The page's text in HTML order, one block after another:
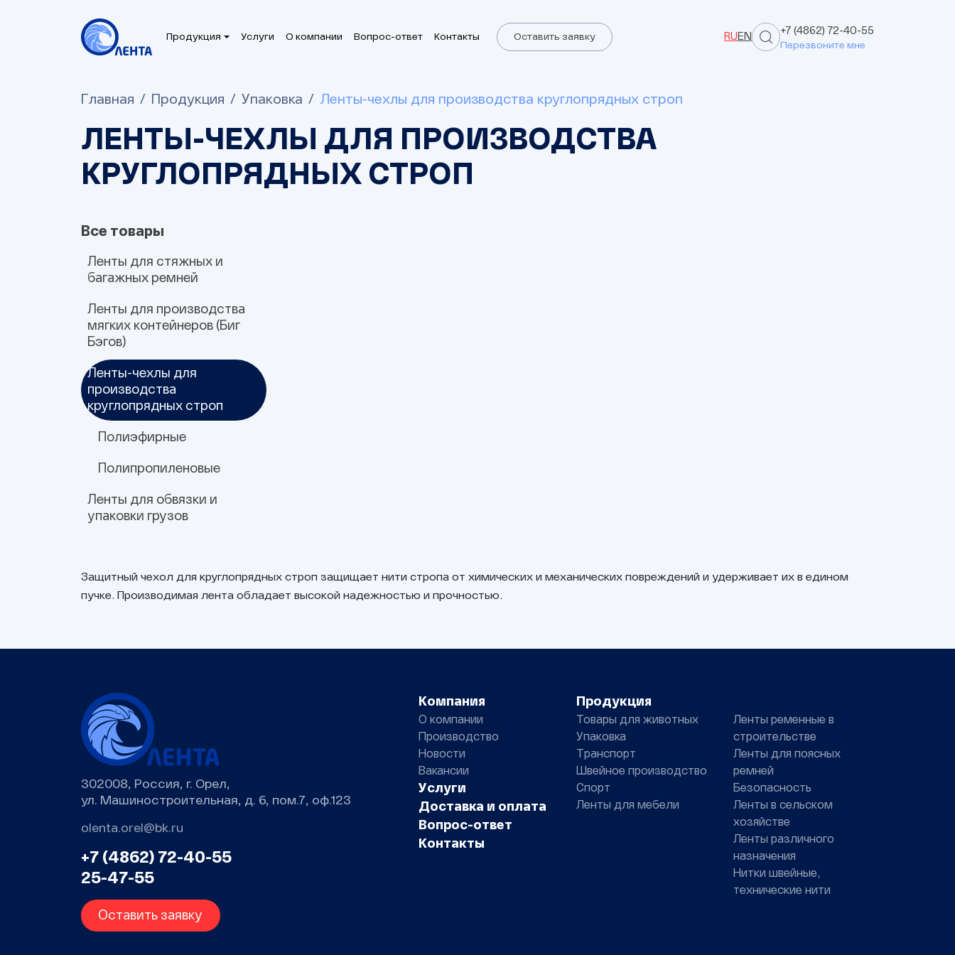
Продукция Услуги О компании Вопрос-ответ Контакты Оставить заявку RU EN
+7 (4862) 72-40-55
Перезвоните мне
Главная Продукция Упаковка Ленты-чехлы для производства круглопрядных строп
ЛЕНТЫ-ЧЕХЛЫ ДЛЯ ПРОИЗВОДСТВА
КРУГЛОПРЯДНЫХ СТРОП
Все товары
Ленты для стяжных и
багажных ремней
Полипропиленовые
Полиэфирные
Ленты для производства
мягких контейнеров (Биг
Бэгов)
Для подъема
Для герметизации швов
Завязки и ленты для
шнуровки
Ленты-чехлы для
производства
круглопрядных строп
Полиэфирные
Полипропиленовые
Ленты для обвязки и
упаковки грузов
пресса
Защитный чехол для круглопрядных строп защищает нити стропа от химических и механических повреждений и удерживает их в едином
пучке. Производимая лента обладает высокой надежностью и прочностью.
302008, Россия, г. Орел,
ул. Машиностроительная, д. 6, пом.7, оф.123
olenta.orel@bk.ru
+7 (4862) 72-40-55
25-47-55
Оставить заявку
Компания
О компании
Производство
Новости
Вакансии
Услуги
Доставка и оплата
Вопрос-ответ
Контакты
Продукция
Товары для животных
Упаковка
Транспорт
Швейное производство
Спорт
Ленты для мебели
Ленты ременные в
строительстве
Ленты для поясных
ремней
Безопасность
Ленты в сельском
хозяйстве
Ленты различного
назначения
Нитки швейные,
технические нити